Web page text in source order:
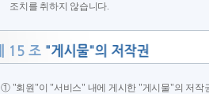
조치를 취하지 않습니다.
① "회원"이 "서비스" 내에 게시한 "게시물"의 저작